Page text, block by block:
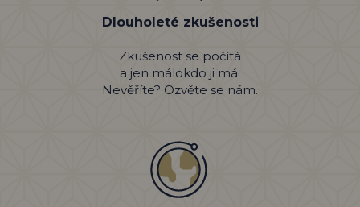
Dlouholeté zkušenosti
Zkušenost se počítá
a jen málokdo ji má.
Nevěříte? Ozvěte se nám.